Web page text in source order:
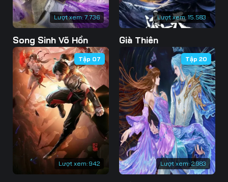
79 80 81
82 83 84
85 86 87
88 89 90
91 92 93
94 95 96
97 98 99
100 102
Lượt xem: 7.736
Song Sinh Võ Hồn
Lượt xem: 15.583
Già Thiên
Lượt xem: 942
Tập 07
Lượt xem: 2.983
Tập 20